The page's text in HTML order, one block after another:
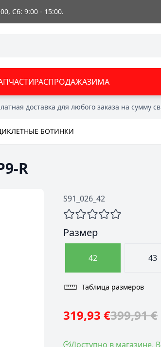
Сб: 9:00 - 15:00.
РАСПРОДАЖАЗИМА
доставка для любого заказа на сумму
БОТИНКИ
R
S91_026_42
Размер
42 43
Таблица размеров
319,93 €399,91 €
Доступно в магазине,